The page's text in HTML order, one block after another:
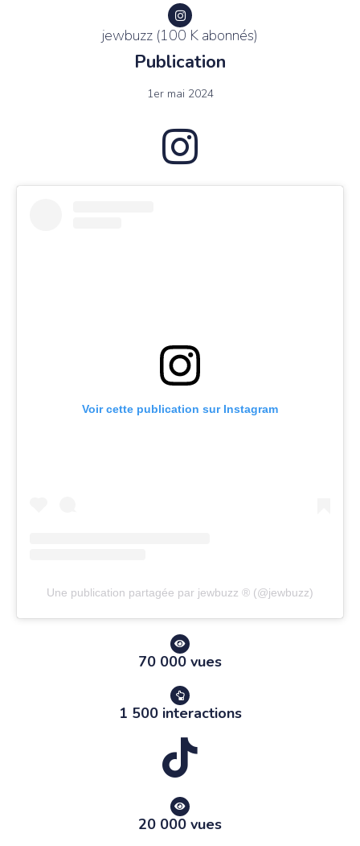
jewbuzz (100 K abonnés)
Publication
1er mai 2024
Voir cette publication sur Instagram
Une publication partagée par jewbuzz ® (@jewbuzz)
70 000 vues
1 500 interactions
20 000 vues